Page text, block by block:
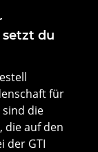
setzt du
für
sind die
die auf den
der GTI